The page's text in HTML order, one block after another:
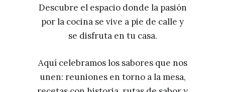
Descubre el espacio donde la pasión
por la cocina se vive a pie de calle y
se disfruta en tu casa.
Aquí celebramos los sabores que nos
unen: reuniones en torno a la mesa,